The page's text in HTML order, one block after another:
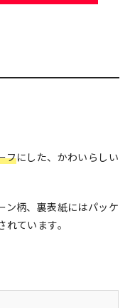
フにした、かわいらしい
ン柄、裏表紙にはパッケ
ています。